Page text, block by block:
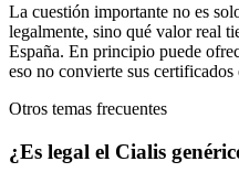
La cuestión importante no es
legalmente, sino qué valor real
España. En principio puede
eso no convierte sus
Otros temas frecuentes
¿Es legal el Cialis